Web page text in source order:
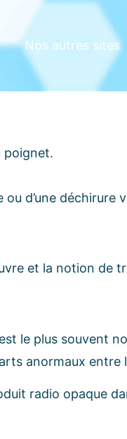
Nos autres sites
poignet.
d’une déchirure
et la notion de
le plus souvent
anormaux entre
radio opaque